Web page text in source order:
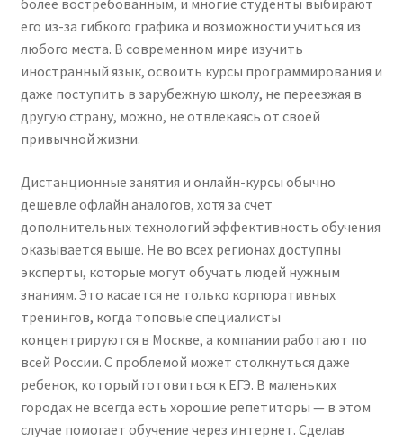
его из-за гибкого графика и возможности учиться из
любого места. В современном мире изучить
иностранный язык, освоить курсы программирования и
даже поступить в зарубежную школу, не переезжая в
другую страну, можно, не отвлекаясь от своей
привычной жизни.
Дистанционные занятия и онлайн-курсы обычно
дешевле офлайн аналогов, хотя за счет
дополнительных технологий эффективность обучения
оказывается выше. Не во всех регионах доступны
эксперты, которые могут обучать людей нужным
знаниям. Это касается не только корпоративных
тренингов, когда топовые специалисты
концентрируются в Москве, а компании работают по
всей России. С проблемой может столкнуться даже
ребенок, который готовиться к ЕГЭ. В маленьких
городах не всегда есть хорошие репетиторы — в этом
случае помогает обучение через интернет. Сделав